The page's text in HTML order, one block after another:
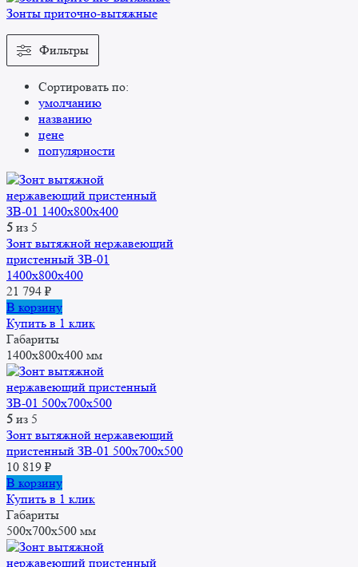
Зонты приточно-вытяжные
Фильтры
Сортировать по:
умолчанию
названию
цене
популярности
5 из 5
Зонт вытяжной нержавеющий
пристенный ЗВ-01
1400х800х400
21 794 ₽
В корзину
Купить в 1 клик
Габариты
1400x800x400 мм
5 из 5
Зонт вытяжной нержавеющий
пристенный ЗВ-01 500х700х500
10 819 ₽
В корзину
Купить в 1 клик
Габариты
500x700x500 мм